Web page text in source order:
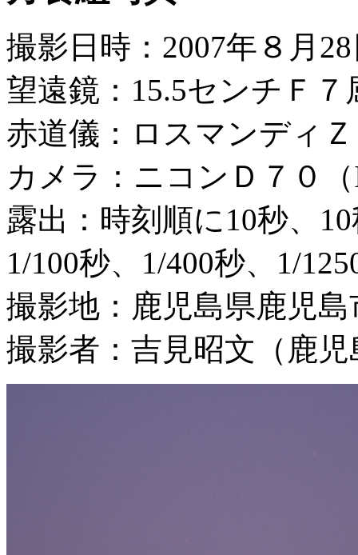
撮影日時：2007年８月
望遠鏡：15.5センチＦ７
赤道儀：ロスマンディＺ
カメラ：ニコンＤ７０（
露出：時刻順に10秒、
1/100秒、1/400秒、1/
撮影地：鹿児島県鹿児島
撮影者：吉見昭文（鹿